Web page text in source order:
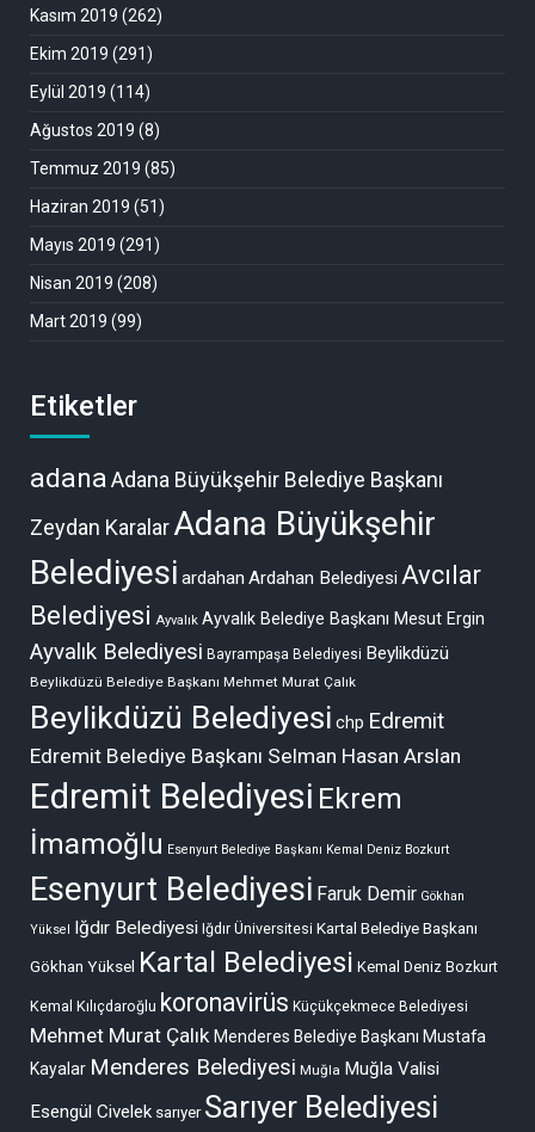
Kasım 2019 (262)
Ekim 2019 (291)
Eylül 2019 (114)
Ağustos 2019 (8)
Temmuz 2019 (85)
Haziran 2019 (51)
Mayıs 2019 (291)
Nisan 2019 (208)
Mart 2019 (99)
Etiketler
adanaAdana Büyükşehir Belediye Başkanı
Zeydan KaralarAdana Büyükşehir
Belediyesi ardahan Ardahan Belediyesi Avcılar
Belediyesi Ayvalık Ayvalık Belediye Başkanı Mesut Ergin
Ayvalık Belediyesi Bayrampaşa Belediyesi Beylikdüzü
Beylikdüzü Belediye Başkanı Mehmet Murat Çalık
Beylikdüzü Belediyesi chp Edremit
Edremit Belediye Başkanı Selman Hasan Arslan
Edremit Belediyesi Ekrem
İmamoğlu Esenyurt Belediye Başkanı Kemal Deniz Bozkurt
Esenyurt Belediyesi Faruk Demir Gökhan
Yüksel Iğdır Belediyesi Iğdır Üniversitesi Kartal Belediye Başkanı
Gökhan Yüksel Kartal Belediyesi Kemal Deniz Bozkurt
Kemal Kılıçdaroğlu koronavirüs Küçükçekmece Belediyesi
Mehmet Murat Çalık Menderes Belediye Başkanı Mustafa
Kayalar Menderes Belediyesi Muğla Muğla Valisi
Esengül Civelek sarıyer Sarıyer Belediyesi